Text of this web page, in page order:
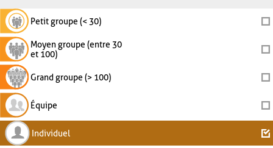
Petit groupe (< 30)
Moyen groupe (entre 30
et 100)
Grand groupe (> 100)
Équipe
Individuel